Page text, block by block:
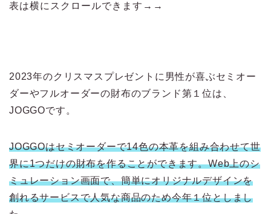
表は横にスクロールできます→→
2023年のクリスマスプレゼントに男性が喜ぶセミオー
ダーやフルオーダーの財布のブランド第１位は、
JOGGOです。
JOGGOはセミオーダーで14色の本革を組み合わせて世
界に1つだけの財布を作ることができます。Web上のシ
ミュレーション画面で、簡単にオリジナルデザインを
創れるサービスで人気な商品のため今年１位としまし